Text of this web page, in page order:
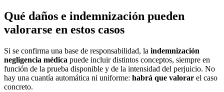
Qué daños e indemnización pueden
valorarse en estos casos
Si se confirma una base de responsabilidad, la indemnización
negligencia médica puede incluir distintos conceptos, siempre en
función de la prueba disponible y de la intensidad del perjuicio. No
hay una cuantía automática ni uniforme: habrá que valorar el caso
concreto.